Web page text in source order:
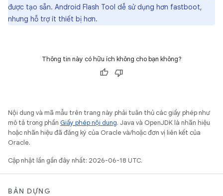
được tạo sẵn. Android Flash Tool dễ sử dụng hơn fastboot,
nhưng hỗ trợ ít thiết bị hơn.
Thông tin này có hữu ích không cho bạn không?
Nội dung và mã mẫu trên trang này phải tuân thủ các giấy phép như
mô tả trong phần Giấy phép nội dung. Java và OpenJDK là nhãn hiệu
hoặc nhãn hiệu đã đăng ký của Oracle và/hoặc đơn vị liên kết của
Oracle.
Cập nhật lần gần đây nhất: 2026-06-18 UTC.
BẢN DỰNG